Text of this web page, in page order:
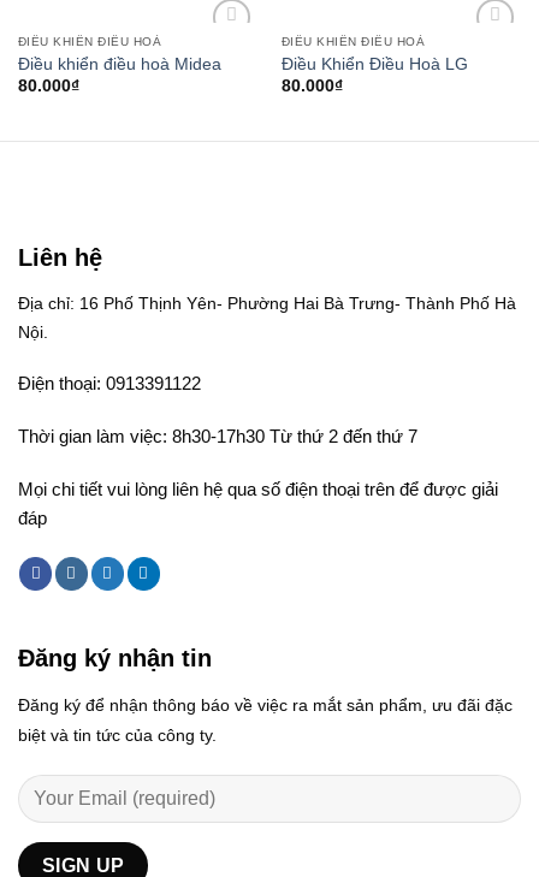
wishlist
ĐIỀU KHIỂN ĐIỀU HOÀ
Điều khiển điều hoà Midea
80.000₫
wishlist
ĐIỀU KHIỂN ĐIỀU HOÀ
Điều Khiển Điều Hoà LG
80.000₫
Liên hệ
Địa chỉ: 16 Phố Thịnh Yên- Phường Hai Bà Trưng- Thành Phố Hà
Nội.
Điện thoại: 0913391122
Thời gian làm việc: 8h30-17h30 Từ thứ 2 đến thứ 7
Mọi chi tiết vui lòng liên hệ qua số điện thoại trên để được giải
đáp
Đăng ký nhận tin
Đăng ký để nhận thông báo về việc ra mắt sản phẩm, ưu đãi đặc
biệt và tin tức của công ty.